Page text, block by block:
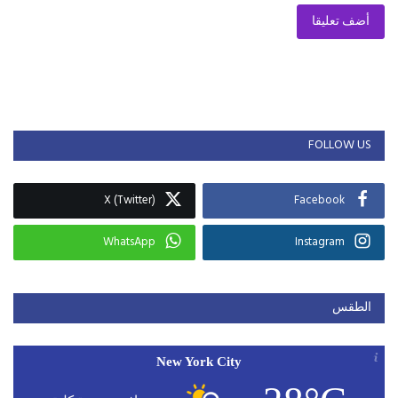
أضف تعليقا
FOLLOW US
Facebook
X (Twitter)
Instagram
WhatsApp
الطقس
New York City